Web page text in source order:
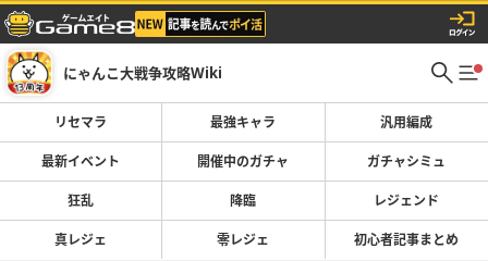
にゃんこ大戦争攻略Wiki
リセマラ 最強キャラ 汎用編成
最新イベント 開催中のガチャ ガチャシミュ
狂乱 降臨 レジェンド
真レジェ 零レジェ 初心者記事まとめ